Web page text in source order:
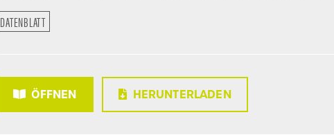
DATENBLATT
ÖFFNEN HERUNTERLADEN